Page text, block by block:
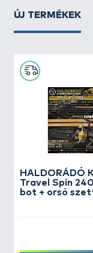
ÚJ TERMÉKEK
HALDORÁDÓ
Travel Spin
bot + orsó